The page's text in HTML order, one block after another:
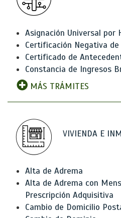
Asignación Universal por
Certificación Negativa de
Certificado de
Constancia de Ingresos
MÁS TRÁMITES
VIVIENDA E
Alta de Adrema
Alta de Adrema con
Prescripción Adquisitiva
Cambio de Domicilio